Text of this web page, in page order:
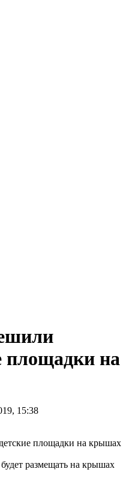
площадки на
15:38
размещать на крышах